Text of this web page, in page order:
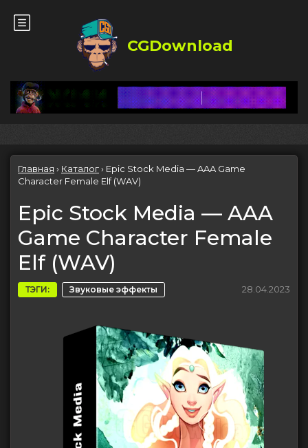
CGDownload
Главная › Каталог› Epic Stock Media — AAA Game
Character Female Elf (WAV)
Epic Stock Media — AAA
Game Character Female
Elf (WAV)
ТЭГИ: Звуковые эффекты 28.04.2023